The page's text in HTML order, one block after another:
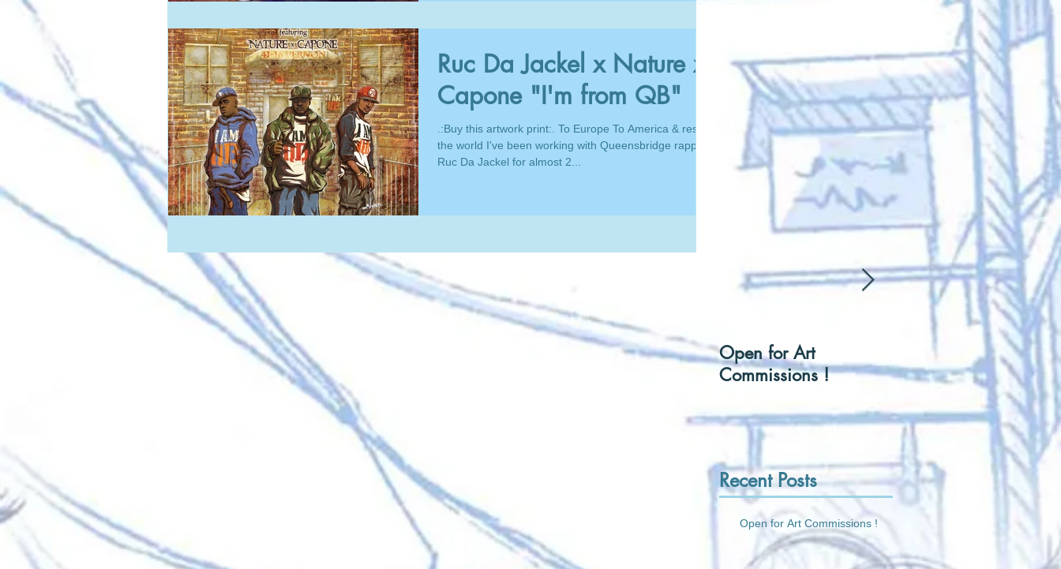
Ruc Da Jackel x Nature x
Capone "I'm from QB"
.:Buy this artwork print:. To Europe To America & rest of
the world I've been working with Queensbridge rapper
Ruc Da Jackel for almost 2...
Open for Art
Commissions !
[Hentai] Can I be
Tennis Ball ?
Recent Posts
Open for Art Commissions !